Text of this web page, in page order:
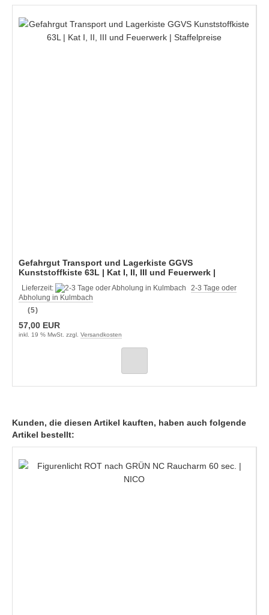
Gefahrgut Transport und Lagerkiste GGVS
Kunststoffkiste 63L | Kat I, II, III und Feuerwerk |
Staffelpreise
Lieferzeit:
2-3 Tage oder
Abholung in Kulmbach
(5)
57,00 EUR
inkl. 19 % MwSt. zzgl. Versandkosten
Kunden, die diesen Artikel kauften, haben auch folgende
Artikel bestellt: